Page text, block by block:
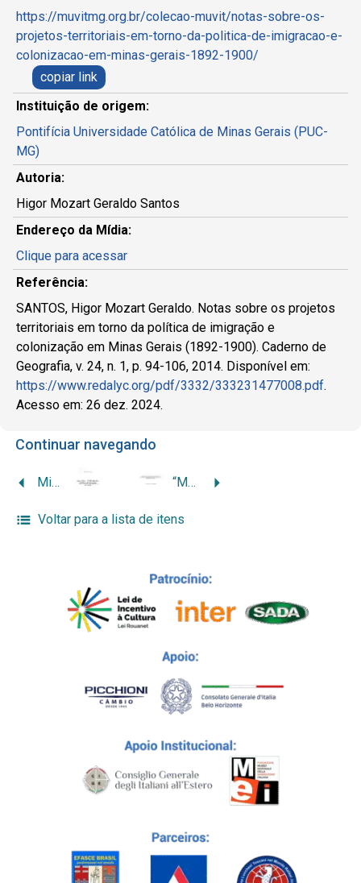
https://muvitmg.org.br/colecao-muvit/notas-sobre-os-
projetos-territoriais-em-torno-da-politica-de-imigracao-e-
colonizacao-em-minas-gerais-1892-1900/
copiar link
Instituição de origem:
Pontifícia Universidade Católica de Minas Gerais (PUC-
MG)
Autoria:
Higor Mozart Geraldo Santos
Endereço da Mídia:
Clique para acessar
Referência:
SANTOS, Higor Mozart Geraldo. Notas sobre os projetos
territoriais em torno da política de imigração e
colonização em Minas Gerais (1892-1900). Caderno de
Geografia, v. 24, n. 1, p. 94-106, 2014. Disponível em:
https://www.redalyc.org/pdf/3332/333231477008.pdf.
Acesso em: 26 dez. 2024.
Continuar navegando
Minas Gerais – O Éden Brasileiro: notas sobre a propaganda imigratória mineira e suas alusões territoriais no findar dos oitocentos “Ma que sole quente”: a construção da identidade dos descendentes de italianos em Pedra Dourada/MG
Voltar para a lista de itens